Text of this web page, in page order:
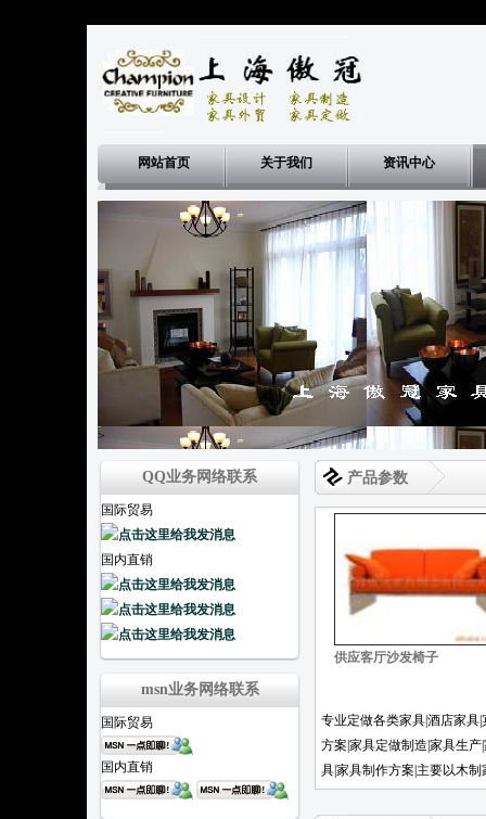
网站首页 关于我们 资讯中心
>
QQ业务网络联系
国际贸易
国内直销
msn业务网络联系
国际贸易
国内直销
产品参数
供应客厅沙发椅子
专业定做各类家具|酒店家具
方案|家具定做制造|家具生
具|家具制作方案|主要以木